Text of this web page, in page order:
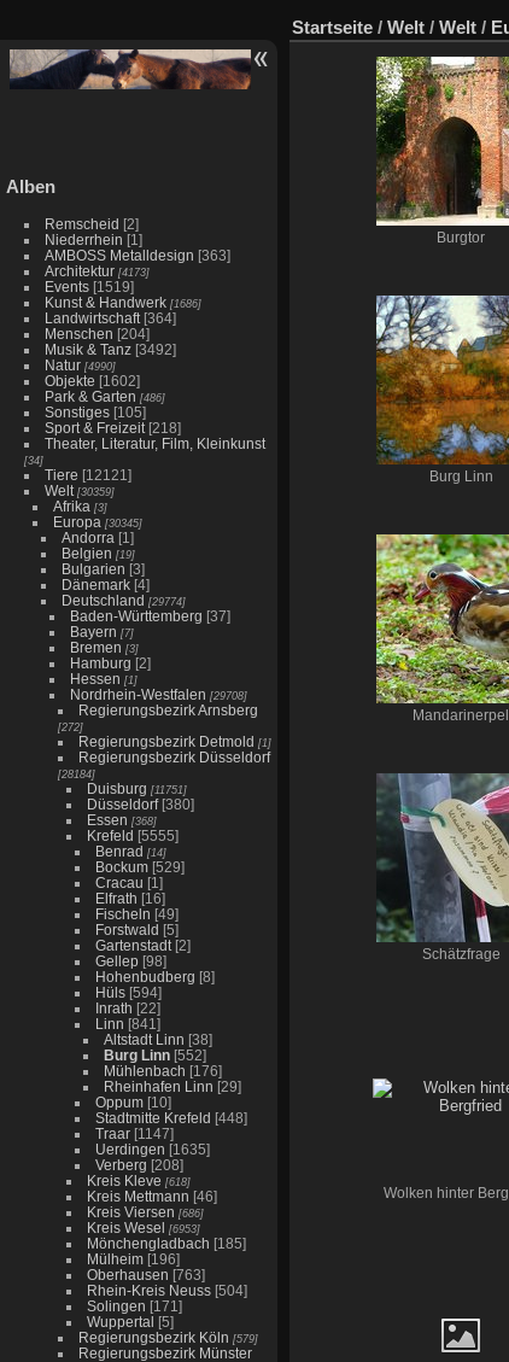
Alben
Remscheid [2]
Niederrhein [1]
AMBOSS Metalldesign [363]
Architektur [4173]
Events [1519]
Kunst & Handwerk [1686]
Landwirtschaft [364]
Menschen [204]
Musik & Tanz [3492]
Natur [4990]
Objekte [1602]
Park & Garten [486]
Sonstiges [105]
Sport & Freizeit [218]
Theater, Literatur, Film, Kleinkunst
[34]
Tiere [12121]
Welt [30359]
Afrika [3]
Europa [30345]
Andorra [1]
Belgien [19]
Bulgarien [3]
Dänemark [4]
Deutschland [29774]
Baden-Württemberg [37]
Bayern [7]
Bremen [3]
Hamburg [2]
Hessen [1]
Nordrhein-Westfalen [29708]
Regierungsbezirk Arnsberg
[272]
Regierungsbezirk Detmold [1]
Regierungsbezirk Düsseldorf
[28184]
Duisburg [11751]
Düsseldorf [380]
Essen [368]
Krefeld [5555]
Benrad [14]
Bockum [529]
Cracau [1]
Elfrath [16]
Fischeln [49]
Forstwald [5]
Gartenstadt [2]
Gellep [98]
Hohenbudberg [8]
Hüls [594]
Inrath [22]
Linn [841]
Altstadt Linn [38]
Burg Linn [552]
Mühlenbach [176]
Rheinhafen Linn [29]
Oppum [10]
Stadtmitte Krefeld [448]
Traar [1147]
Uerdingen [1635]
Verberg [208]
Kreis Kleve [618]
Kreis Mettmann [46]
Kreis Viersen [686]
Kreis Wesel [6953]
Mönchengladbach [185]
Mülheim [196]
Oberhausen [763]
Rhein-Kreis Neuss [504]
Solingen [171]
Wuppertal [5]
Regierungsbezirk Köln [579]
Regierungsbezirk Münster
Startseite / Welt / Welt /
Burgtor
Burg Linn
Mandarinerpel
Schätzfrage
Wolken hinter